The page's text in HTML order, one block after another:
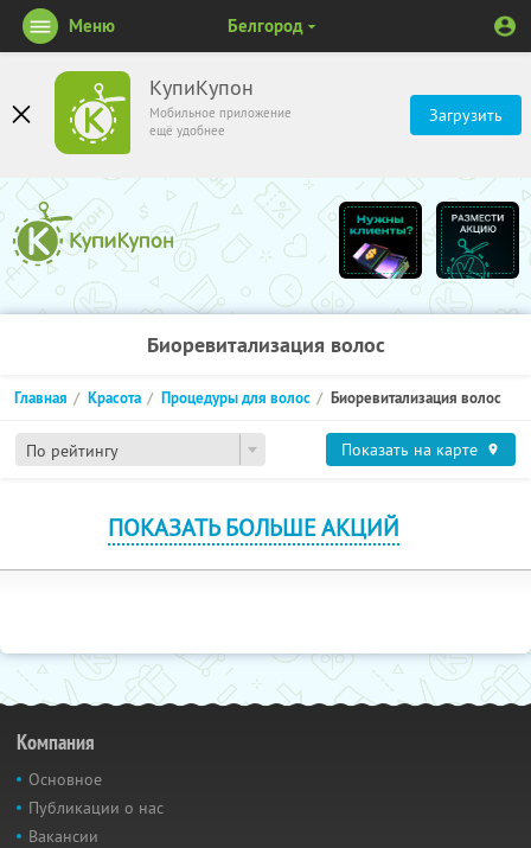
КупиКупон
Мобильное приложение
ещё удобнее
Загрузить
Меню Белгород
Биоревитализация волос
По рейтингу
Главная Красота Процедуры для волос Биоревитализация волос
Показать на карте
ПОКАЗАТЬ БОЛЬШЕ АКЦИЙ
Компания
Основное
Публикации о нас
Вакансии